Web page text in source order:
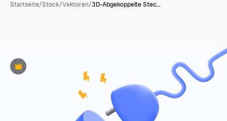
Startseite/Stock/Vektoren/3D-Abgekoppelte Stec…
Premium